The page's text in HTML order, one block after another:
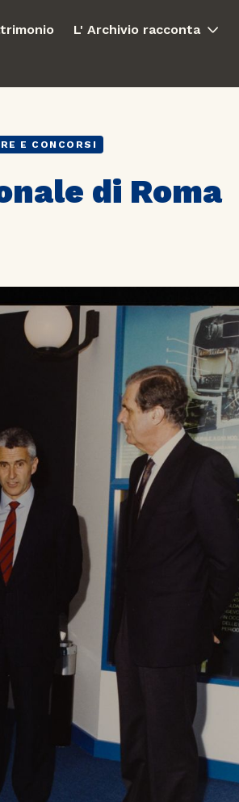
L' Archivio racconta
E CONCORSI
di Roma